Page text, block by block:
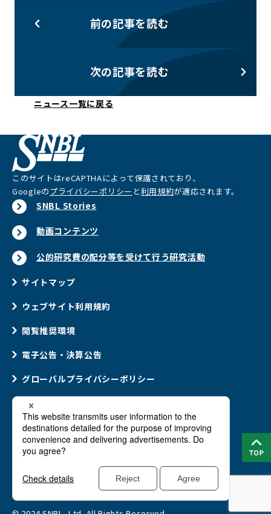
前の記事を読む
次の記事を読む
ニュース一覧に戻る
このサイトはreCAPTHAによって保護されており、
Googleのプライバシーポリシー と利用規約が適応されます。
SNBL Stories
動画コンテンツ
公的研究費の配分等を受けて行う研究活動
サイトマップ
ウェブサイト利用規約
閲覧推奨環境
電子公告・決算公告
グローバルプライバシーポリシー
ウェブアクセシビリティポリシー
ソーシャルメディアポリシー
Cookie(クッキー)ポリシー
法律に基づく情報提供